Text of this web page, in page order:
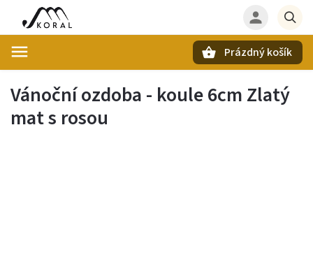
Prázdný košík
Vánoční ozdoba - koule 6cm Zlatý
mat s rosou